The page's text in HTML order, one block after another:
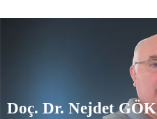
Doç. Dr. Nejdet GÖK